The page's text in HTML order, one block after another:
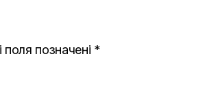
поля позначені *